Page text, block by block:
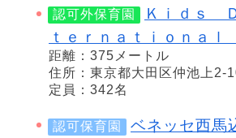
認可外保育園
Ｋｉｄｓ
ｔｅｒｎａｔｉｏｎａ
距離：375メートル
住所：東京都大田区仲池上2-
定員：342名
認可保育園 ベネッセ西馬